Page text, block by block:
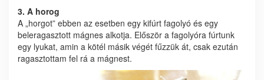
3. A horog
A „horgot” ebben az esetben egy kifúrt fagolyó és egy
beleragasztott mágnes alkotja. Először a fagolyóra fúrtunk
egy lyukat, amin a kötél másik végét fűzzük át, csak ezután
ragasztottam fel rá a mágnest.